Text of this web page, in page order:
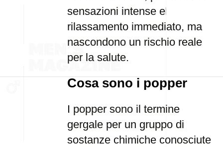
sensazioni intense e
rilassamento immediato, ma
nascondono un rischio reale
per la salute.
Cosa sono i popper
I popper sono il termine
gergale per un gruppo di
sostanze chimiche conosciute